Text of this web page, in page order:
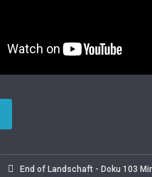
End of Landschaft - Doku 103